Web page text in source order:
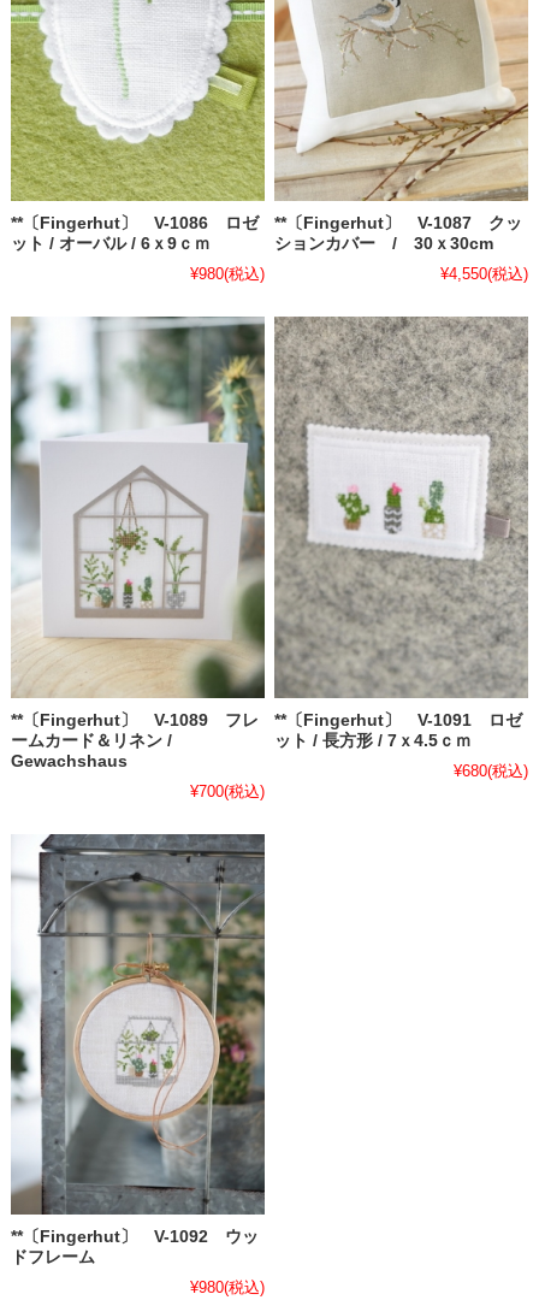
**〔Fingerhut〕 V-1086 ロゼ
ット / オーバル / 6ｘ9ｃｍ
¥980(税込)
**〔Fingerhut〕 V-1087 クッ
ションカバー / 30ｘ30cm
¥4,550(税込)
**〔Fingerhut〕 V-1089 フレ
ームカード＆リネン /
Gewachshaus
¥700(税込)
**〔Fingerhut〕 V-1091 ロゼ
ット / 長方形 / 7ｘ4.5ｃｍ
¥680(税込)
**〔Fingerhut〕 V-1092 ウッ
ドフレーム
¥980(税込)